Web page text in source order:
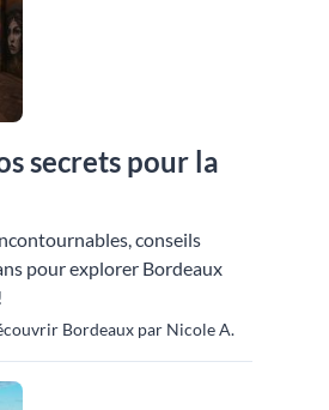
secrets pour la
conseils
pour explorer Bordeaux
Bordeaux par Nicole A.